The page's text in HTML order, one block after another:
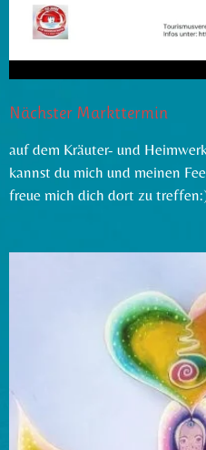
Nächster Markttermin
auf dem Kräuter- und
kannst du mich und meinen
freue mich dich dort zu